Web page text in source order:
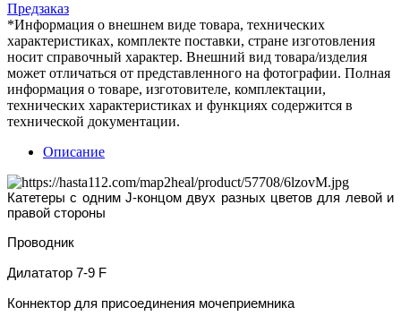
Предзаказ
*Информация о внешнем виде товара, технических
характеристиках, комплекте поставки, стране изготовления
носит справочный характер. Внешний вид товара/изделия
может отличаться от представленного на фотографии. Полная
информация о товаре, изготовителе, комплектации,
технических характеристиках и функциях содержится в
технической документации.
Описание
Катетеры с одним J-концом двух разных цветов для левой и
правой стороны
Проводник
Дилататор 7-9 F
Коннектор для присоединения мочеприемника